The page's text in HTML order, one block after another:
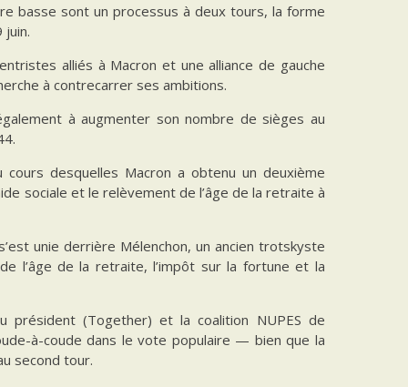
basse sont un processus à deux tours, la forme
juin.
alliés à Macron et une alliance de gauche
à contrecarrer ses ambitions.
à augmenter son nombre de sièges au
desquelles Macron a obtenu un deuxième
sociale et le relèvement de l’âge de la retraite à
unie derrière Mélenchon, un ancien trotskyste
l’âge de la retraite, l’impôt sur la fortune et la
président (Together) et la coalition NUPES de
à-coude dans le vote populaire — bien que la
second tour.